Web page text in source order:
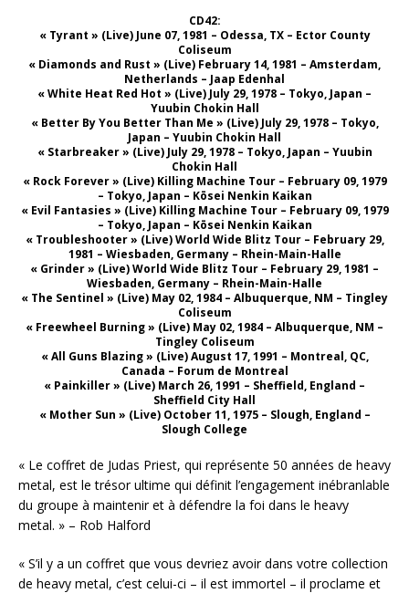
CD42:
« Tyrant » (Live) June 07, 1981 – Odessa, TX – Ector County
Coliseum
« Diamonds and Rust » (Live) February 14, 1981 – Amsterdam,
Netherlands – Jaap Edenhal
« White Heat Red Hot » (Live) July 29, 1978 – Tokyo, Japan –
Yuubin Chokin Hall
« Better By You Better Than Me » (Live) July 29, 1978 – Tokyo,
Japan – Yuubin Chokin Hall
« Starbreaker » (Live) July 29, 1978 – Tokyo, Japan – Yuubin
Chokin Hall
« Rock Forever » (Live) Killing Machine Tour – February 09, 1979
– Tokyo, Japan – Kōsei Nenkin Kaikan
« Evil Fantasies » (Live) Killing Machine Tour – February 09, 1979
– Tokyo, Japan – Kōsei Nenkin Kaikan
« Troubleshooter » (Live) World Wide Blitz Tour – February 29,
1981 – Wiesbaden, Germany – Rhein-Main-Halle
« Grinder » (Live) World Wide Blitz Tour – February 29, 1981 –
Wiesbaden, Germany – Rhein-Main-Halle
« The Sentinel » (Live) May 02, 1984 – Albuquerque, NM – Tingley
Coliseum
« Freewheel Burning » (Live) May 02, 1984 – Albuquerque, NM –
Tingley Coliseum
« All Guns Blazing » (Live) August 17, 1991 – Montreal, QC,
Canada – Forum de Montreal
« Painkiller » (Live) March 26, 1991 – Sheffield, England –
Sheffield City Hall
« Mother Sun » (Live) October 11, 1975 – Slough, England –
Slough College
« Le coffret de Judas Priest, qui représente 50 années de heavy
metal, est le trésor ultime qui définit l’engagement inébranlable
du groupe à maintenir et à défendre la foi dans le heavy
metal. » – Rob Halford
« S’il y a un coffret que vous devriez avoir dans votre collection
de heavy metal, c’est celui-ci – il est immortel – il proclame et